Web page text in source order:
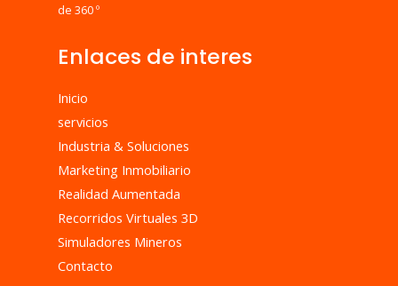
de 360 º
Enlaces de interes
Inicio
servicios
Industria & Soluciones
Marketing Inmobiliario
Realidad Aumentada
Recorridos Virtuales 3D
Simuladores Mineros
Contacto